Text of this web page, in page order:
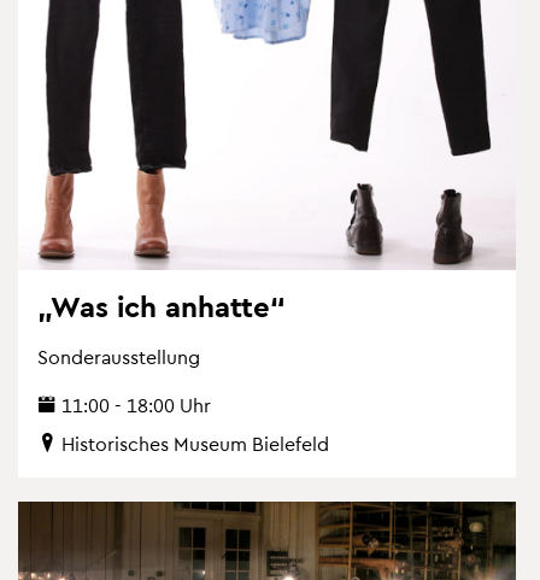
„Was ich an­hat­te“
Son­der­aus­stel­lung
11:00 - 18:00 Uhr
His­to­ri­sches Mu­se­um Bie­le­feld